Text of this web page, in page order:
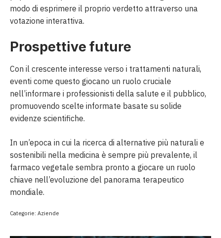
modo di esprimere il proprio verdetto attraverso una
votazione interattiva.
Prospettive future
Con il crescente interesse verso i trattamenti naturali,
eventi come questo giocano un ruolo cruciale
nell’informare i professionisti della salute e il pubblico,
promuovendo scelte informate basate su solide
evidenze scientifiche.
In un’epoca in cui la ricerca di alternative più naturali e
sostenibili nella medicina è sempre più prevalente, il
farmaco vegetale sembra pronto a giocare un ruolo
chiave nell’evoluzione del panorama terapeutico
mondiale.
Categorie: Aziende